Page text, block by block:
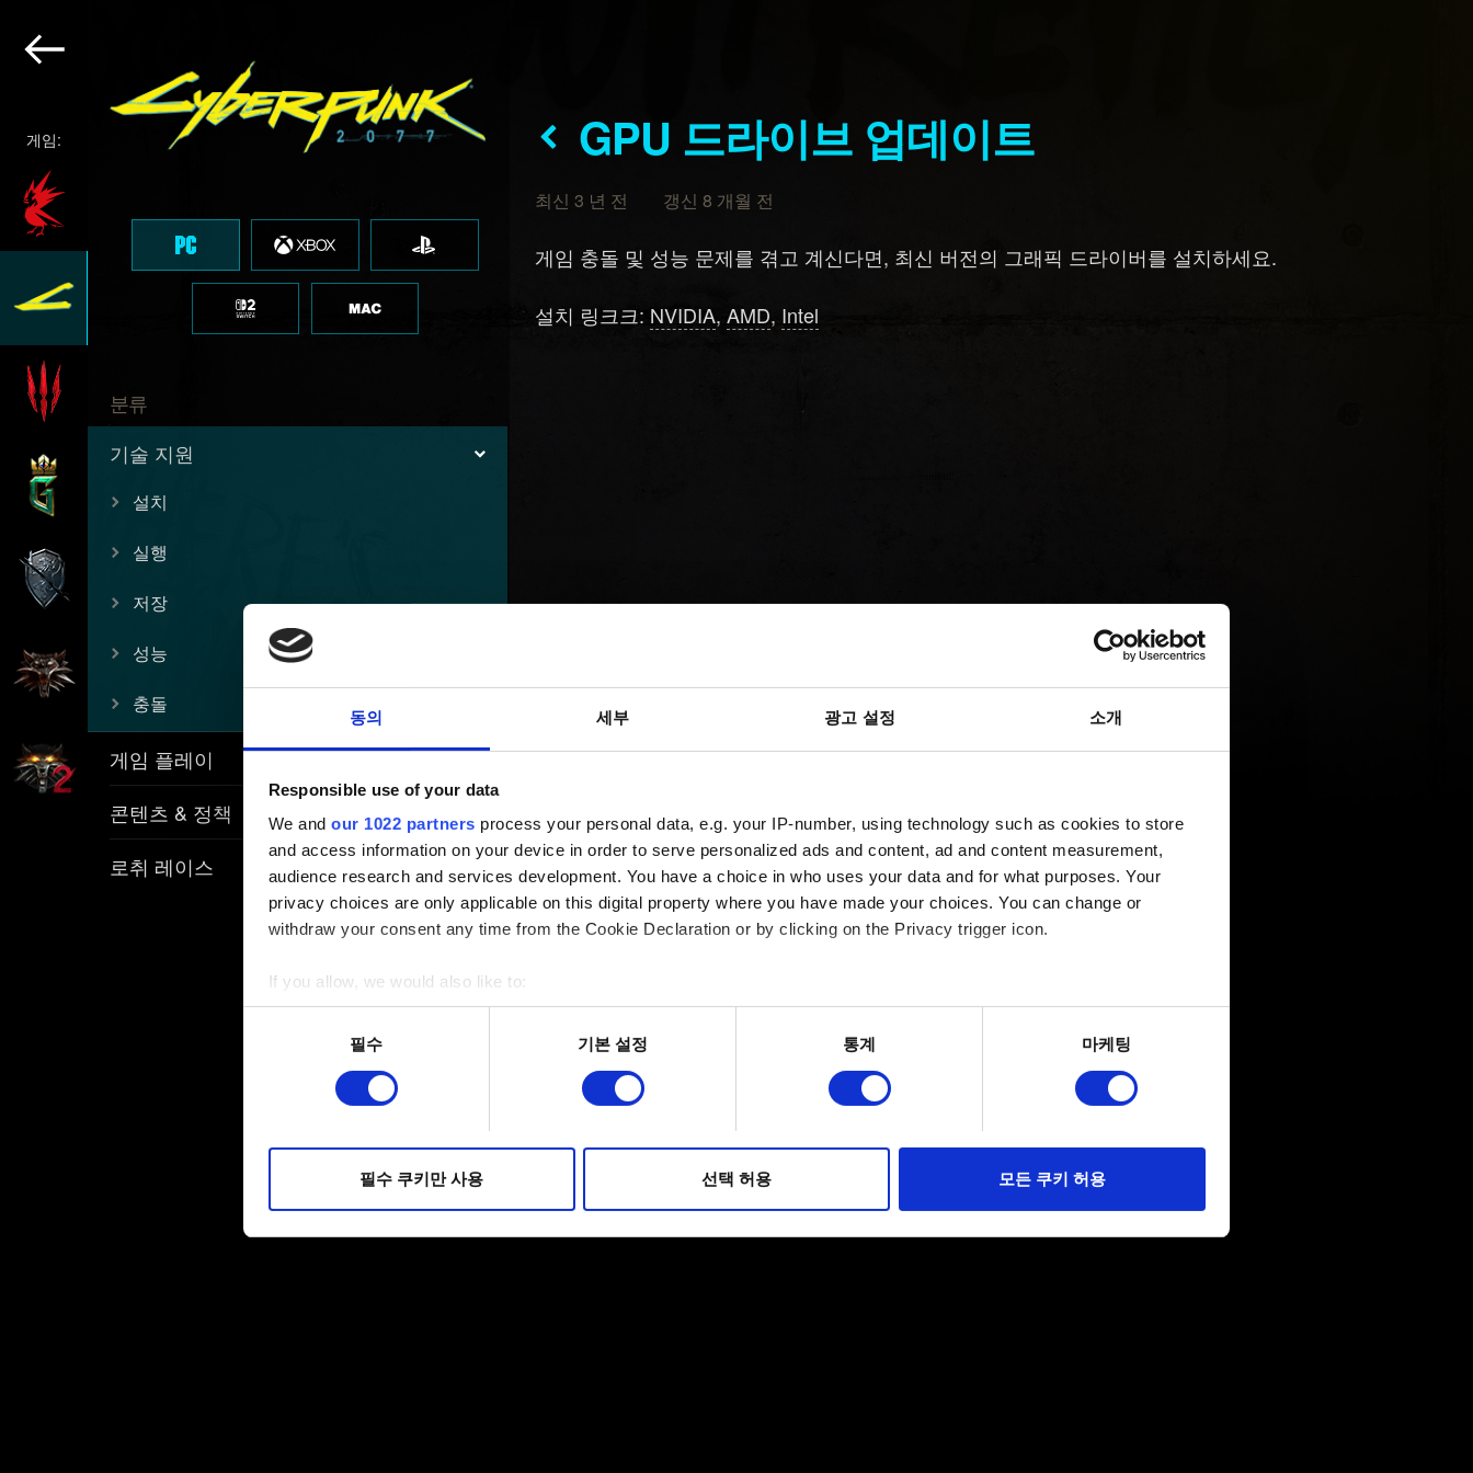
동의 세부 광고 설정 소개
Responsible use of your data
We and our 1022 partners process your personal data, e.g. your IP-number, using technology such as cookies to store
and access information on your device in order to serve personalized ads and content, ad and content measurement,
audience research and services development. You have a choice in who uses your data and for what purposes. Your
privacy choices are only applicable on this digital property where you have made your choices. You can change or
withdraw your consent any time from the Cookie Declaration or by clicking on the Privacy trigger icon.
If you allow, we would also like to:
Collect information about your geographical location which can be accurate to within several meters
Identify your device by actively scanning it for specific characteristics (fingerprinting)
Find out more about how your personal data is processed and set your preferences in the
피드백을 제공하여 사용자의 웹사이트 이용 환경을 개선하기 위해 사용됩니다. 예를 들어, 소셜 미디어를 통해 사용자와
소통할 경우, 사용자의 선호도를 파악하기 위해 쿠키의 일부를 저희 파트너와 공유할 수도 있습니다. 물론, 이처럼
필수 기본 설정 통계 마케팅
필수 쿠키만 사용 선택 허용 모든 쿠키 허용
게임:
분류
기술 지원
설치
실행
저장
성능
충돌
게임 플레이
콘텐츠 & 정책
로취 레이스
GPU 드라이브 업데이트
최신 3 년 전 갱신 8 개월 전
게임 충돌 및 성능 문제를 겪고 계신다면, 최신 버전의 그래픽 드라이버를 설치하세요.
설치 링크크: NVIDIA,AMD, Intel